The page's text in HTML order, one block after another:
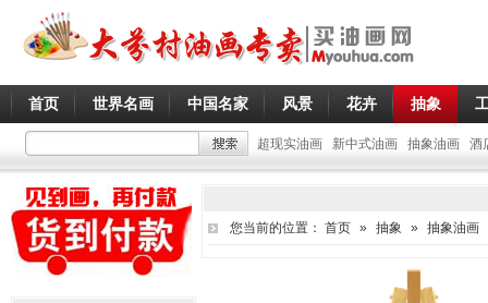
首页 世界名画 中国名家 风景 花卉 抽象
超现实油画 新中式油画 抽象油画 酒
您当前的位置： 首页 » 抽象 » 抽象油画